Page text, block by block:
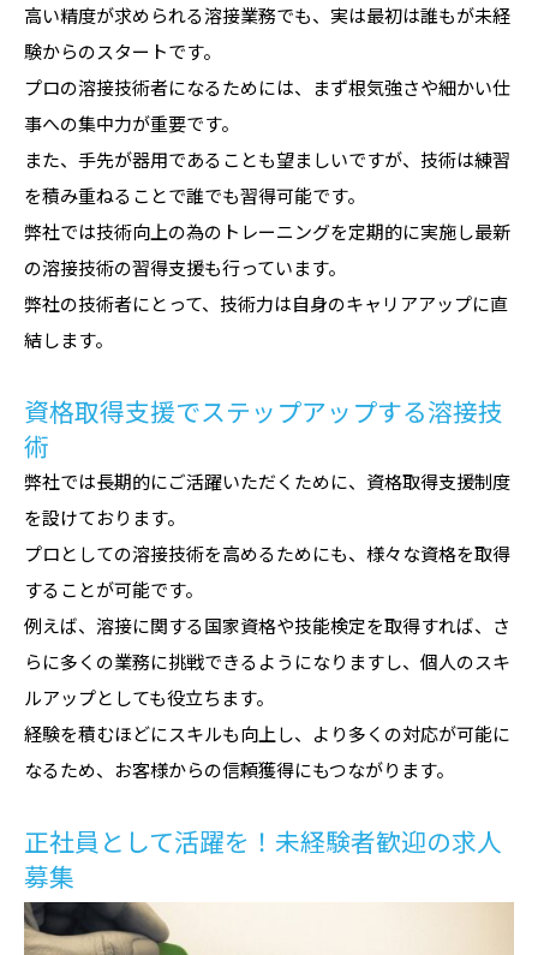
高い精度が求められる溶接業務でも、実は最初は誰もが未経
験からのスタートです。
プロの溶接技術者になるためには、まず根気強さや細かい仕
事への集中力が重要です。
また、手先が器用であることも望ましいですが、技術は練習
を積み重ねることで誰でも習得可能です。
弊社では技術向上の為のトレーニングを定期的に実施し最新
の溶接技術の習得支援も行っています。
弊社の技術者にとって、技術力は自身のキャリアアップに直
結します。
資格取得支援でステップアップする溶接技
術
弊社では長期的にご活躍いただくために、資格取得支援制度
を設けております。
プロとしての溶接技術を高めるためにも、様々な資格を取得
することが可能です。
例えば、溶接に関する国家資格や技能検定を取得すれば、さ
らに多くの業務に挑戦できるようになりますし、個人のスキ
ルアップとしても役立ちます。
経験を積むほどにスキルも向上し、より多くの対応が可能に
なるため、お客様からの信頼獲得にもつながります。
正社員として活躍を！未経験者歓迎の求人
募集